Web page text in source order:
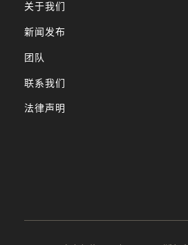
关于我们
新闻发布
团队
联系我们
法律声明